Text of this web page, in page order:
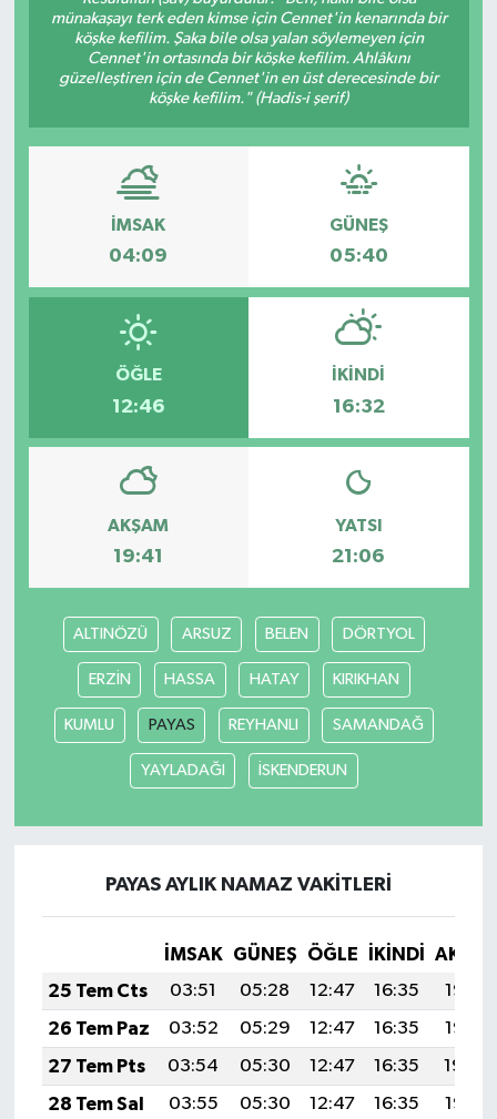
münakaşayı terk eden kimse için Cennet'in kenarında bir
köşke kefilim. Şaka bile olsa yalan söylemeyen için
Cennet'in ortasında bir köşke kefilim. Ahlâkını
güzelleştiren için de Cennet'in en üst derecesinde bir
köşke kefilim." (Hadis-i şerif)
İMSAK
04:09
GÜNEŞ
05:40
ÖĞLE
12:46
İKINDI
16:32
AKŞAM
19:41
YATSI
21:06
ALTINÖZÜ ARSUZ BELEN DÖRTYOL
ERZİN HASSA HATAY KIRIKHAN
KUMLU PAYAS REYHANLI SAMANDAĞ
YAYLADAĞI İSKENDERUN
PAYAS AYLIK NAMAZ VAKITLERI
İMSAK GÜNEŞ ÖĞLE İKINDI
25 Tem Cts
03:51 05:28 12:47 16:35
19:55
26 Tem Paz
03:52 05:29 12:47 16:35
19:55
27 Tem Pts
03:54 05:30 12:47 16:35
19:54
28 Tem Sal
03:55 05:30 12:47 16:35
19:53